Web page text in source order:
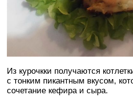
Из курочкки получаются
с тонким пикантным вкусом,
сочетание кефира и сыра.